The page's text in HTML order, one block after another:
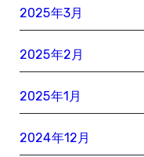
2025年3月
2025年2月
2025年1月
2024年12月